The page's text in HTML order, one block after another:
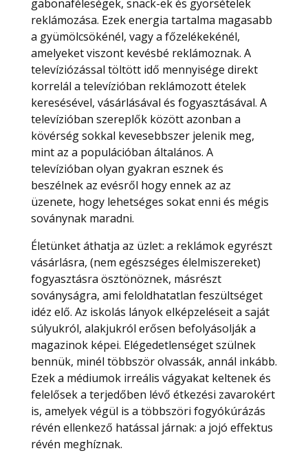
gabonaféleségek, snack-ek és gyorsételek
reklámozása. Ezek energia tartalma magasabb
a gyümölcsökénél, vagy a főzelékekénél,
amelyeket viszont kevésbé reklámoznak. A
televíziózással töltött idő mennyisége direkt
korrelál a televízióban reklámozott ételek
keresésével, vásárlásával és fogyasztásával. A
televízióban szereplők között azonban a
kövérség sokkal kevesebbszer jelenik meg,
mint az a populációban általános. A
televízióban olyan gyakran esznek és
beszélnek az evésről hogy ennek az az
üzenete, hogy lehetséges sokat enni és mégis
soványnak maradni.
Életünket áthatja az üzlet: a reklámok egyrészt
vásárlásra, (nem egészséges élelmiszereket)
fogyasztásra ösztönöznek, másrészt
soványságra, ami feloldhatatlan feszültséget
idéz elő. Az iskolás lányok elképzeléseit a saját
súlyukról, alakjukról erősen befolyásolják a
magazinok képei. Elégedetlenséget szülnek
bennük, minél többször olvassák, annál inkább.
Ezek a médiumok irreális vágyakat keltenek és
felelősek a terjedőben lévő étkezési zavarokért
is, amelyek végül is a többszöri fogyókúrázás
révén ellenkező hatással járnak: a jojó effektus
révén meghíznak.